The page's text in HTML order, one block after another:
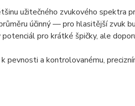
užitečného zvukového spektra
účinný — pro hlasitější zvuk
pro krátké špičky, ale
pevnosti a kontrolovanému,